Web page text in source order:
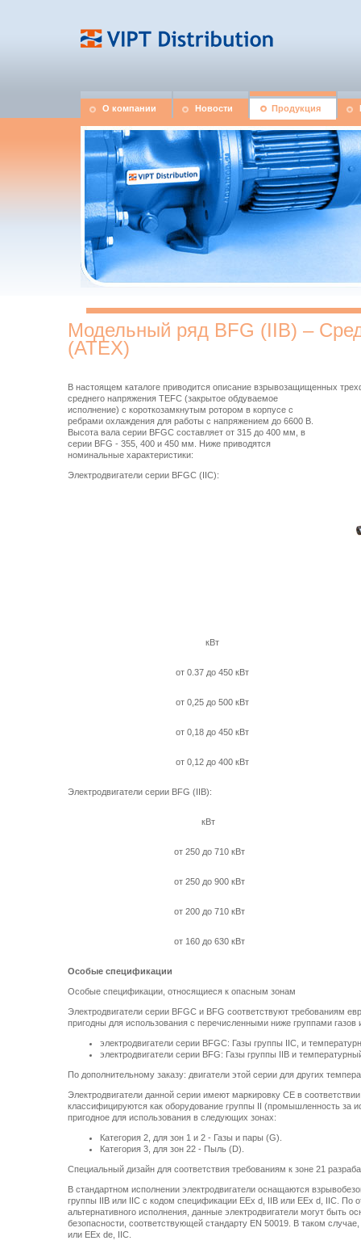
О компании Новости Продукция
Модельный ряд BFG (IIB) –
(АТЕХ)
В настоящем каталоге приводится описание взрывозащищенных
среднего напряжения TEFC (закрытое обдуваемое
исполнение) с короткозамкнутым ротором в корпусе с
ребрами охлаждения для работы с напряжением до 6600 В.
Высота вала серии BFGC составляет от 315 до 400 мм , в
серии BFG - 355, 400 и 450 мм . Ниже приводятся
номинальные характеристики:
Электродвигатели серии BFGC (IIC):
кВт
от 0.37 до 450 кВт
от 0,25 до 500 кВт
от 0,18 до 450 кВт
от 0,12 до 400 кВт
Электродвигатели серии BFG (IIВ):
кВт
от 250 до 710 кВт
от 250 до 900 кВт
от 200 до 710 кВт
от 160 до 630 кВт
Особые спецификации
Особые спецификации, относящиеся к опасным зонам
Электродвигатели серии BFGC и BFG соответствуют требованиям
пригодны для использования с перечисленными ниже группами
электродвигатели серии BFGC: Газы группы IIC, и
электродвигатели серии BFG: Газы группы IIB и
По дополнительному заказу: двигатели этой серии для других
Электродвигатели данной серии имеют маркировку CE в
классифицируются как оборудование группы II (промышленность за
пригодное для использования в следующих зонах:
Категория 2, для зон 1 и 2 - Газы и пары (G).
Категория 3, для зон 22 - Пыль (D).
Специальный дизайн для соответствия требованиям к зоне 21
В стандартном исполнении электродвигатели оснащаются
группы IIB или IIC с кодом спецификации EEx d, IIB или EEx d, IIC. По
альтернативного исполнения, данные электродвигатели могут быть
безопасности, соответствующей стандарту EN 50019. В таком
или EEx de, IIC.